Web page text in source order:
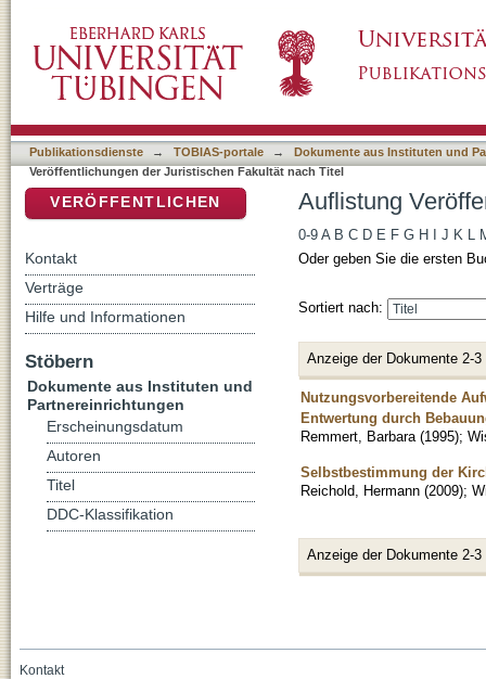
Publikationsdienste → TOBIAS-portale →
Dokumente aus Instituten und
Veröffentlichungen der Juristischen Fakultät nach Titel
Auflistung
0-9 A B C D E F G H J K L
Oder geben Sie die ersten
Sortiert nach:
Anzeige der Dokumente 2-3
Nutzungsvorbereitende
Entwertung durch
Remmert, Barbara (1995);
Selbstbestimmung der
Reichold, Hermann (2009);
Anzeige der Dokumente 2-3
VERÖFFENTLICHEN
Kontakt
Verträge
Hilfe und Informationen
Stöbern
Dokumente aus Instituten und
Partnereinrichtungen
Erscheinungsdatum
Autoren
Titel
DDC-Klassifikation
Kontakt